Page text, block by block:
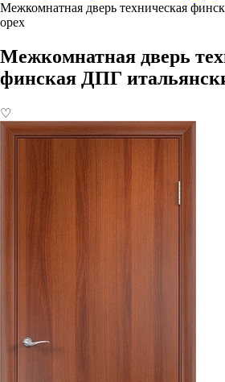
Межкомнатная дверь техническая
орех
Межкомнатная дверь
финская ДПГ
♡